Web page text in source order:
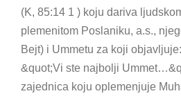
(K, 85:14 1 ) koju dariva
plemenitom Poslaniku, a.s.,
Bejt) i Ummetu za koji objavljuje:
&quot;Vi ste najbolji
zajednica koju oplemenjuje